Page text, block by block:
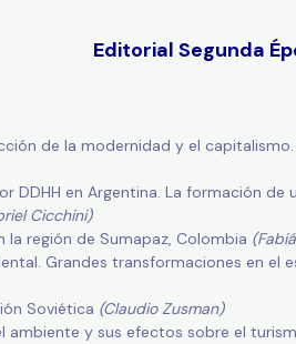
Editorial Segunda
de la modernidad y el
en Argentina. La formación de
Cicchini)
región de Sumapaz, Colombia
Grandes transformaciones en el
Soviética (Claudio Zusman)
y sus efectos sobre el